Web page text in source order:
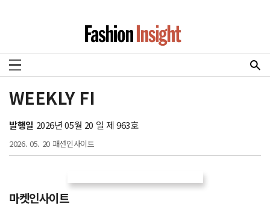
WEEKLY FI
발행일 2026년 05월 20 일 제 963호
2026. 05. 20 패션인사이트
마켓인사이트